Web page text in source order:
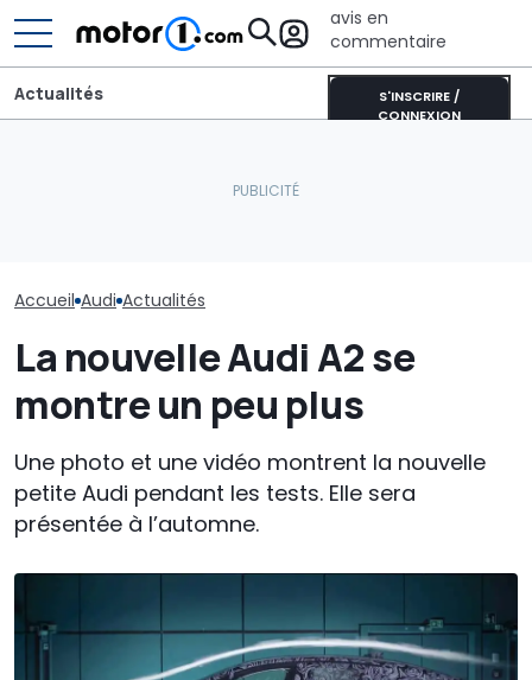
avis en
commentaire
S'INSCRIRE /
CONNEXION
Actualités
Accueil Audi Actualités
La nouvelle Audi A2 se
montre un peu plus
Une photo et une vidéo montrent la nouvelle
petite Audi pendant les tests. Elle sera
présentée à l’automne.